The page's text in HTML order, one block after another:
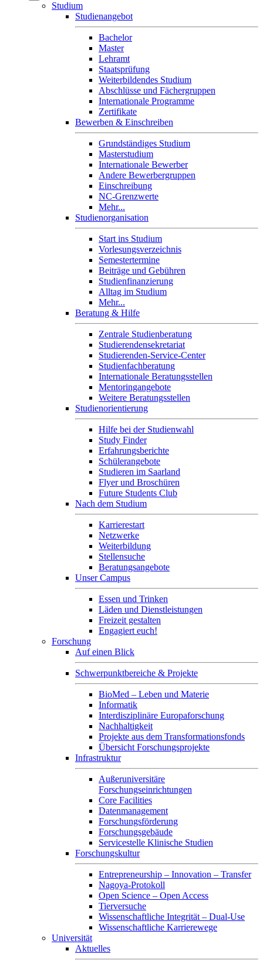
Studium
Studienangebot
Bachelor
Master
Lehramt
Staatsprüfung
Weiterbildendes Studium
Abschlüsse und Fächergruppen
Internationale Programme
Zertifikate
Bewerben & Einschreiben
Grundständiges Studium
Masterstudium
Internationale Bewerber
Andere Bewerbergruppen
Einschreibung
NC-Grenzwerte
Mehr...
Studienorganisation
Start ins Studium
Vorlesungsverzeichnis
Semestertermine
Beiträge und Gebühren
Studienfinanzierung
Alltag im Studium
Mehr...
Beratung & Hilfe
Zentrale Studienberatung
Studierendensekretariat
Studierenden-Service-Center
Studienfachberatung
Internationale Beratungsstellen
Mentoringangebote
Weitere Beratungsstellen
Studienorientierung
Hilfe bei der Studienwahl
Study Finder
Erfahrungsberichte
Schülerangebote
Studieren im Saarland
Flyer und Broschüren
Future Students Club
Nach dem Studium
Karrierestart
Netzwerke
Weiterbildung
Stellensuche
Beratungsangebote
Unser Campus
Essen und Trinken
Läden und Dienstleistungen
Freizeit gestalten
Engagiert euch!
Forschung
Auf einen Blick
Schwerpunktbereiche & Projekte
BioMed – Leben und Materie
Informatik
Interdisziplinäre Europaforschung
Nachhaltigkeit
Projekte aus dem Transformationsfonds
Übersicht Forschungsprojekte
Infrastruktur
Außeruniversitäre
Forschungseinrichtungen
Core Facilities
Datenmanagement
Forschungsförderung
Forschungsgebäude
Servicestelle Klinische Studien
Forschungskultur
Entrepreneurship – Innovation – Transfer
Nagoya-Protokoll
Open Science – Open Access
Tierversuche
Wissenschaftliche Integrität – Dual-Use
Wissenschaftliche Karrierewege
Universität
Aktuelles